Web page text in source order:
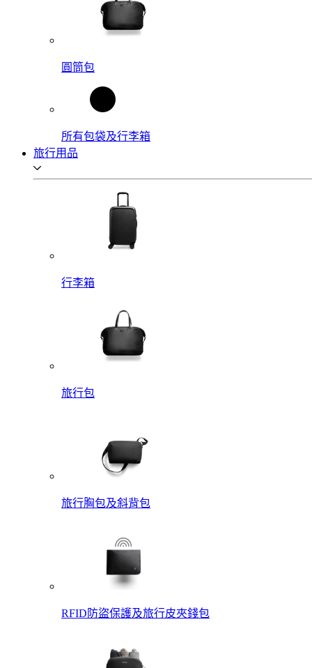
圓筒包
所有包袋及行李箱
旅行用品
行李箱
旅行包
旅行胸包及斜背包
RFID防盜保護及旅行皮夾錢包